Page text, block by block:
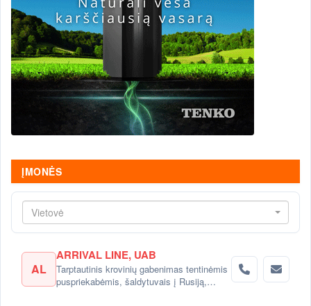
ĮMONĖS
Vietovė
AL
ARRIVAL LINE, UAB
Tarptautinis krovinių gabenimas tentinėmis
puspriekabėmis, šaldytuvais į Rusiją,